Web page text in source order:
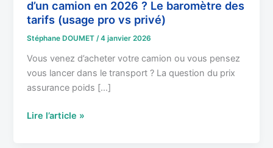
d’un camion en 2026 ? Le baromètre des
tarifs (usage pro vs privé)
Stéphane DOUMET/4 janvier 2026
Vous venez d’acheter votre camion ou vous pensez
vous lancer dans le transport ? La question du prix
assurance poids […]
(usage
pro
vs
Lire l’article »